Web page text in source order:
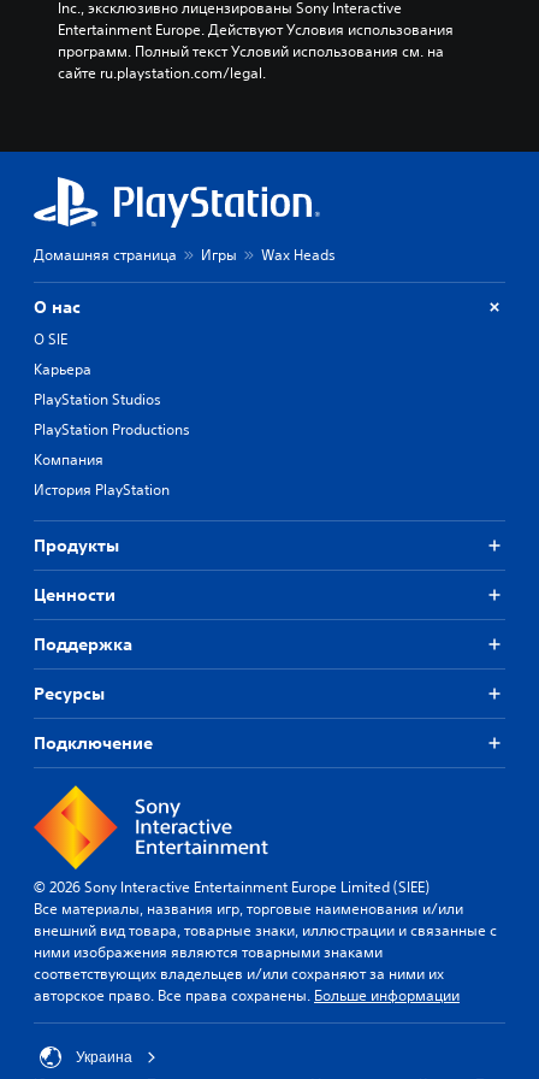
Inc., эксклюзивно лицензированы Sony Interactive
Entertainment Europe. Действуют Условия использования
программ. Полный текст Условий использования см. на
сайте ru.playstation.com/legal.
Домашняя страница Игры Wax Heads
О нас
О SIE
Карьера
PlayStation Studios
PlayStation Productions
Компания
История PlayStation
Продукты
Ценности
Поддержка
Ресурсы
Подключение
© 2026 Sony Interactive Entertainment Europe Limited (SIEE)
Все материалы, названия игр, торговые наименования и/или
внешний вид товара, товарные знаки, иллюстрации и связанные с
ними изображения являются товарными знаками
соответствующих владельцев и/или сохраняют за ними их
авторское право. Все права сохранены. Больше информации
Украина